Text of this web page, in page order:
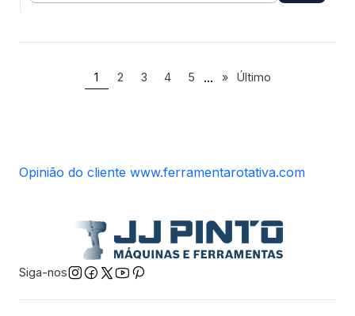
1 2 3 4 5 ... » Último
Opinião do cliente www.ferramentarotativa.com
Siga-nos